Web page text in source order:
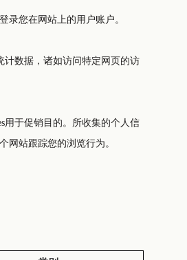
录您在网站上的用户账户。
计数据，诸如访问特定网页的访
用于促销目的。所收集的个人信
网站跟踪您的浏览行为。